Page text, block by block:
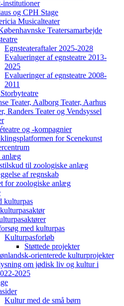
institutioner
og CPH Stage
Musicalteater
Teatersamarbejde
Egnsteateraftaler 2025-2028
Evalueringer af egnsteatre 2013-
2025
Evalueringer af egnsteatre 2008-
2011
Teater, Aalborg Teater, Aarhus
Randers Teater og Vendsyssel
og -kompagnier
for Scenekunst
anlæg
til zoologiske anlæg
af regnskab
for zoologiske anlæg
kulturpas
med kulturpas
Kulturpasforløb
Støttede projekter
orienterede kulturprojekter
om jødisk liv og kultur i
2025
Kultur med de små børn